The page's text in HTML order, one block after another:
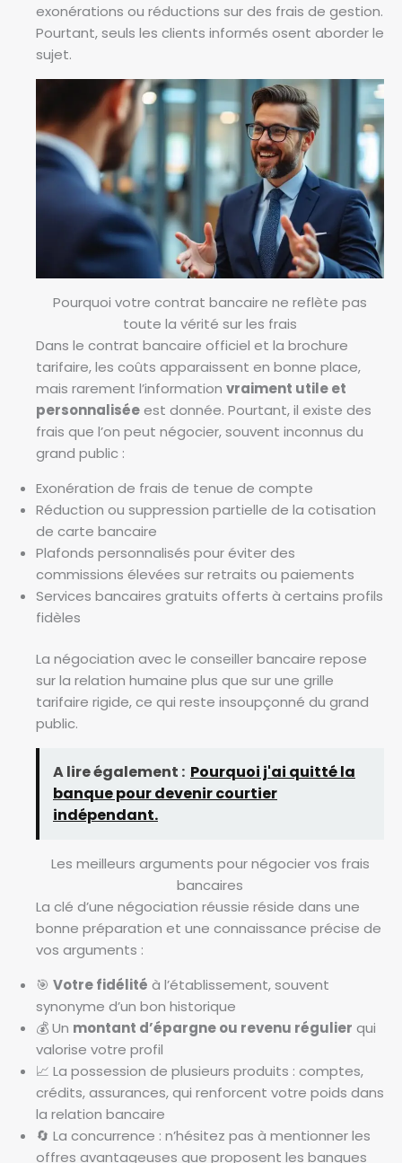
exonérations ou réductions sur des frais de gestion.
Pourtant, seuls les clients informés osent aborder le
sujet.
Pourquoi votre contrat bancaire ne reflète pas
toute la vérité sur les frais
Dans le contrat bancaire officiel et la brochure
tarifaire, les coûts apparaissent en bonne place,
mais rarement l’information vraiment utile et
personnaliséeest donnée. Pourtant, il existe des
frais que l’on peut négocier, souvent inconnus du
grand public :
Exonération de frais de tenue de compte
Réduction ou suppression partielle de la cotisation
de carte bancaire
Plafonds personnalisés pour éviter des
commissions élevées sur retraits ou paiements
Services bancaires gratuits offerts à certains profils
fidèles
La négociation avec le conseiller bancaire repose
sur la relation humaine plus que sur une grille
tarifaire rigide, ce qui reste insoupçonné du grand
public.
A lire également : Pourquoi j'ai quitté la
banque pour devenir courtier
indépendant.
Les meilleurs arguments pour négocier vos frais
bancaires
La clé d’une négociation réussie réside dans une
bonne préparation et une connaissance précise de
vos arguments :
🎯 Votre fidélité à l’établissement, souvent
synonyme d’un bon historique
💰 Un montant d’épargne ou revenu régulier qui
valorise votre profil
📈 La possession de plusieurs produits : comptes,
crédits, assurances, qui renforcent votre poids dans
la relation bancaire
🔄 La concurrence : n’hésitez pas à mentionner les
offres avantageuses que proposent les banques